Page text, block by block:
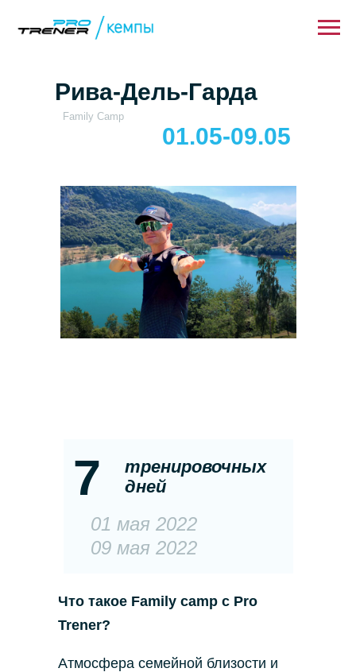
Рива-Дель-Гарда
Family Camp
01.05-09.05
Что такое Family camp с Pro
Trener?
7
01 мая 2022
09 мая 2022
тренировочных
дней
Атмосфера семейной близости и